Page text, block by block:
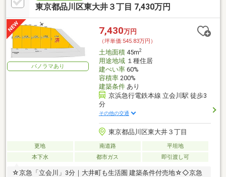
東京都品川区東大井３丁目 7,430万円
パノラマあり
7,430万円
（坪単価:545.83万円）
土地面積45m2
用途地域１種住居
建ぺい率60%
容積率200%
建築条件あり
京浜急行電鉄本線 立会川駅 徒歩3
分
その他の交通
東京都品川区東大井３丁目
更地 南道路
平坦地
本下水
都市ガス 即引渡し可
☆京急「立会川」3分｜大井町も生活圏 建築条件付売地☆◇京急